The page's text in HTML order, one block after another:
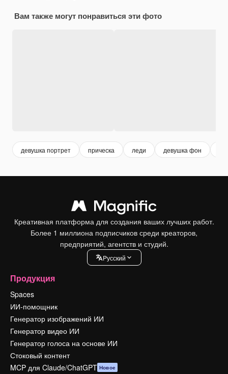
Вам также могут понравиться эти фото
девушка портрет прическа леди девушка фон
Креативная платформа для создания ваших лучших работ.
Более 1 миллиона подписчиков среди креаторов,
предприятий, агентств и студий.
Pусский
Продукция
Spaces
ИИ-помощник
Генератор изображений ИИ
Генератор видео ИИ
Генератор голоса на основе ИИ
Стоковый контент
MCP для Claude/ChatGPT Новое